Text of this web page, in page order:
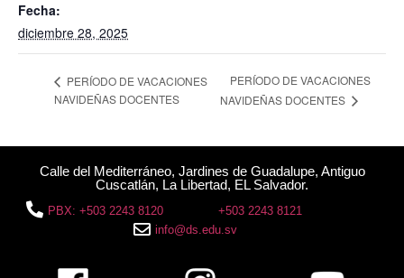
Fecha:
diciembre 28, 2025
PERÍODO DE VACACIONES
NAVIDEÑAS DOCENTES
PERÍODO DE VACACIONES
NAVIDEÑAS DOCENTES
Calle del Mediterráneo, Jardines de Guadalupe, Antiguo
Cuscatlán, La Libertad, EL Salvador.
PBX: +503 2243 8120
+503 2243 8121
info@ds.edu.sv